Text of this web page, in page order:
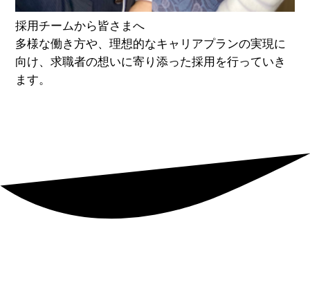
採用チームから皆さまへ
多様な働き方や、理想的なキャリアプランの実現に
向け、求職者の想いに寄り添った採用を行っていき
ます。